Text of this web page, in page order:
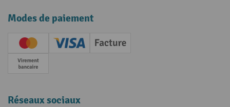
Modes de paiement
Creditcard (Master)Creditcard (Visa)
Facture
Paiement anticipé
Réseaux sociaux